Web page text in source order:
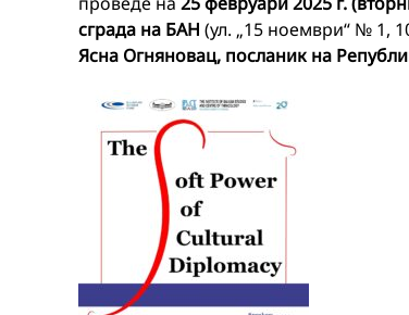
сграда на БАН (ул. „15 ноември“ № 1,
Ясна Огняновац, посланик на